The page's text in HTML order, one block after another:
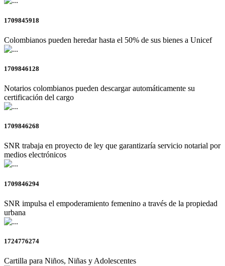
1709845918
Colombianos pueden heredar hasta el 50% de sus bienes a Unicef
1709846128
Notarios colombianos pueden descargar automáticamente su
certificación del cargo
1709846268
SNR trabaja en proyecto de ley que garantizaría servicio notarial por
medios electrónicos
1709846294
SNR impulsa el empoderamiento femenino a través de la propiedad
urbana
1724776274
Cartilla para Niños, Niñas y Adolescentes